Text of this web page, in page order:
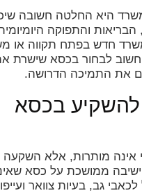
היא החלטה חשובה
והתפוקה
חדש בפתח תקווה או
לבחור בכסא שישרת
את התמיכה הדרושה.
בכסא
אינה מותרות, אלא השקעה
ישיבה ממושכת על כסא
גב, בעיות צוואר